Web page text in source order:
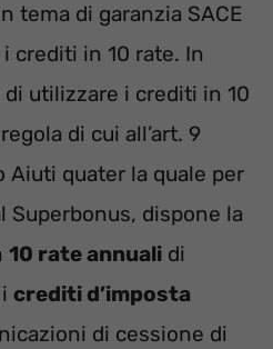
tema di garanzia SACE
crediti in 10 rate. In
utilizzare i crediti in 10
di cui all’art. 9
Aiuti quater la quale per
dispone la
10 rate annuali di
crediti d’imposta
di cessione di